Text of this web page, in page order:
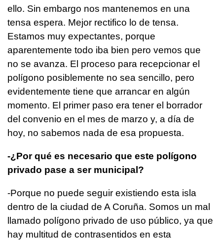
ello. Sin embargo nos mantenemos en una
tensa espera. Mejor rectifico lo de tensa.
Estamos muy expectantes, porque
aparentemente todo iba bien pero vemos que
no se avanza. El proceso para recepcionar el
polígono posiblemente no sea sencillo, pero
evidentemente tiene que arrancar en algún
momento. El primer paso era tener el borrador
del convenio en el mes de marzo y, a día de
hoy, no sabemos nada de esa propuesta.
-¿Por qué es necesario que este polígono
privado pase a ser municipal?
-Porque no puede seguir existiendo esta isla
dentro de la ciudad de A Coruña. Somos un mal
llamado polígono privado de uso público, ya que
hay multitud de contrasentidos en esta